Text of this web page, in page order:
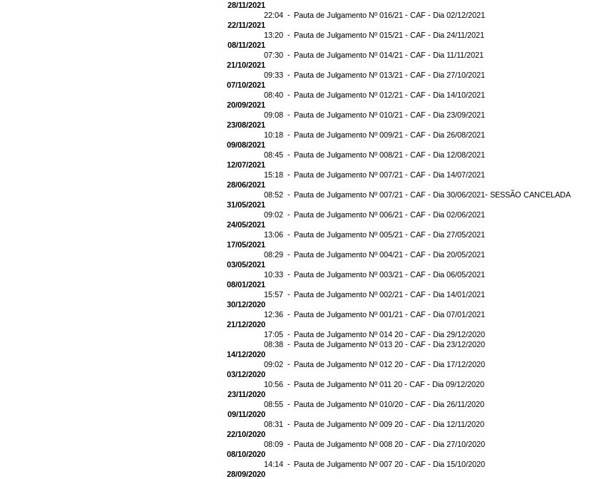
28/11/2021
22:04 - Pauta de Julgamento Nº 016/21 - CAF - Dia 02/12/2021
22/11/2021
13:20 - Pauta de Julgamento Nº 015/21 - CAF - Dia 24/11/2021
08/11/2021
07:30 - Pauta de Julgamento Nº 014/21 - CAF - Dia 11/11/2021
21/10/2021
09:33 - Pauta de Julgamento Nº 013/21 - CAF - Dia 27/10/2021
07/10/2021
08:40 - Pauta de Julgamento Nº 012/21 - CAF - Dia 14/10/2021
20/09/2021
09:08 - Pauta de Julgamento Nº 010/21 - CAF - Dia 23/09/2021
23/08/2021
10:18 - Pauta de Julgamento Nº 009/21 - CAF - Dia 26/08/2021
09/08/2021
08:45 - Pauta de Julgamento Nº 008/21 - CAF - Dia 12/08/2021
12/07/2021
15:18 - Pauta de Julgamento Nº 007/21 - CAF - Dia 14/07/2021
28/06/2021
08:52 - Pauta de Julgamento Nº 007/21 - CAF - Dia 30/06/2021- SESSÃO CANCELADA
31/05/2021
09:02 - Pauta de Julgamento Nº 006/21 - CAF - Dia 02/06/2021
24/05/2021
13:06 - Pauta de Julgamento Nº 005/21 - CAF - Dia 27/05/2021
17/05/2021
08:29 - Pauta de Julgamento Nº 004/21 - CAF - Dia 20/05/2021
03/05/2021
10:33 - Pauta de Julgamento Nº 003/21 - CAF - Dia 06/05/2021
08/01/2021
15:57 - Pauta de Julgamento Nº 002/21 - CAF - Dia 14/01/2021
30/12/2020
12:36 - Pauta de Julgamento Nº 001/21 - CAF - Dia 07/01/2021
21/12/2020
17:05 - Pauta de Julgamento Nº 014 20 - CAF - Dia 29/12/2020
08:38 - Pauta de Julgamento Nº 013 20 - CAF - Dia 23/12/2020
14/12/2020
09:02 - Pauta de Julgamento Nº 012 20 - CAF - Dia 17/12/2020
03/12/2020
10:56 - Pauta de Julgamento Nº 011 20 - CAF - Dia 09/12/2020
23/11/2020
08:55 - Pauta de Julgamento Nº 010/20 - CAF - Dia 26/11/2020
09/11/2020
08:31 - Pauta de Julgamento Nº 009 20 - CAF - Dia 12/11/2020
22/10/2020
08:09 - Pauta de Julgamento Nº 008 20 - CAF - Dia 27/10/2020
08/10/2020
14:14 - Pauta de Julgamento Nº 007 20 - CAF - Dia 15/10/2020
28/09/2020